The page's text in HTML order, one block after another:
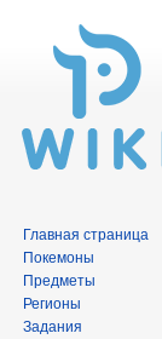
Главная страница
Покемоны
Предметы
Регионы
Задания